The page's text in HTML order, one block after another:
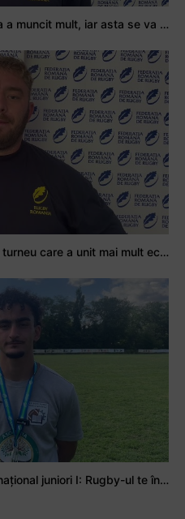
Stejarul Logan Weidner: Echipa a muncit mult, iar asta se va vedea în meciurile de la Nations Cup
Stejarul Iulian Hartig: A fost un turneu care a unit mai mult echipa
Mohamed Salhi, vicecampion național juniori I: Rugby-ul te învață să accepți și înfrângerile